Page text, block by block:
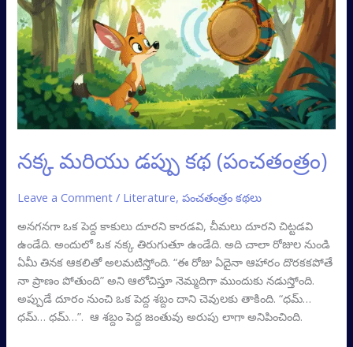
నక్క మరియు డప్పు కథ (పంచతంత్రం)
Leave a Comment / Literature,పంచతంత్రం కథలు
అనగనగా ఒక పెద్ద కాకులు దూరని కారడవి, చీమలు దూరని చిట్టడవి
ఉండేది. అందులో ఒక నక్క తిరుగుతూ ఉండేది. అది చాలా రోజుల నుండి
ఏమీ తినక ఆకలితో అలమటిస్తోంది. “ఈ రోజు ఏదైనా ఆహారం దొరకకపోతే
నా ప్రాణం పోతుంది” అని ఆలోచిస్తూ నెమ్మదిగా ముందుకు నడుస్తోంది.
అప్పుడే దూరం నుంచి ఒక పెద్ద శబ్దం దాని చెవులకు తాకింది. “ధమ్…
ధమ్… ధమ్…”. ఆ శబ్దం పెద్ద జంతువు అరుపు లాగా అనిపించింది.
కథ
(పంచతంత్రం)